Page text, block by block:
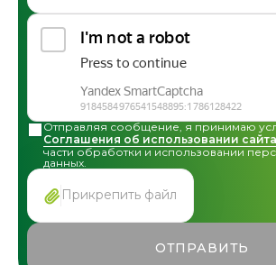
Отправляя сообщение, я принимаю
Соглашения об использовании
части обработки и использовании
данных.
Прикрепить файл
ОТПРАВИТЬ